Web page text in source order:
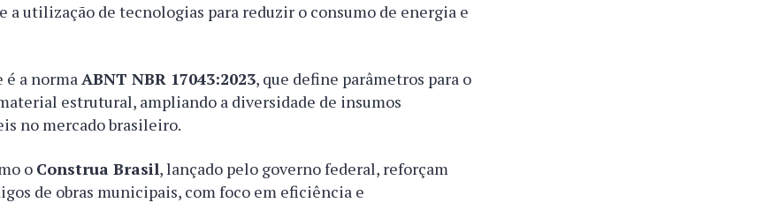
a utilização de tecnologias para reduzir o consumo de energia e
é a normaABNT NBR 17043:2023, que define parâmetros para o
estrutural, ampliando a diversidade de insumos
no mercado brasileiro.
o Construa Brasil, lançado pelo governo federal, reforçam
de obras municipais, com foco em eficiência e